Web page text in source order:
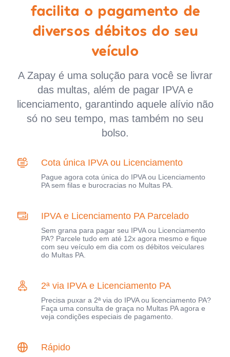
facilita o pagamento de
diversos débitos do seu
veículo
A Zapay é uma solução para você se livrar
das multas, além de pagar IPVA e
licenciamento, garantindo aquele alívio não
só no seu tempo, mas também no seu
bolso.
Cota única IPVA ou Licenciamento
Pague agora cota única do IPVA ou Licenciamento
PA sem filas e burocracias no Multas PA.
IPVA e Licenciamento PA Parcelado
Sem grana para pagar seu IPVA ou Licenciamento
PA? Parcele tudo em até 12x agora mesmo e fique
com seu veículo em dia com os débitos veiculares
do Multas PA.
2ª via IPVA e Licenciamento PA
Precisa puxar a 2ª via do IPVA ou licenciamento PA?
Faça uma consulta de graça no Multas PA agora e
veja condições especiais de pagamento.
Rápido